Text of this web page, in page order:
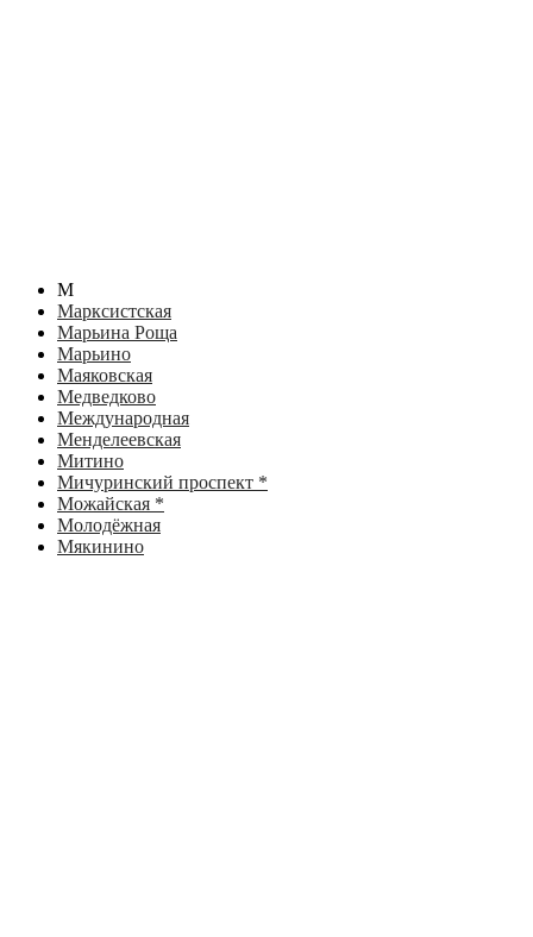
М
Марксистская
Марьина Роща
Марьино
Маяковская
Медведково
Международная
Менделеевская
Митино
Мичуринский проспект *
Можайская *
Молодёжная
Мякинино